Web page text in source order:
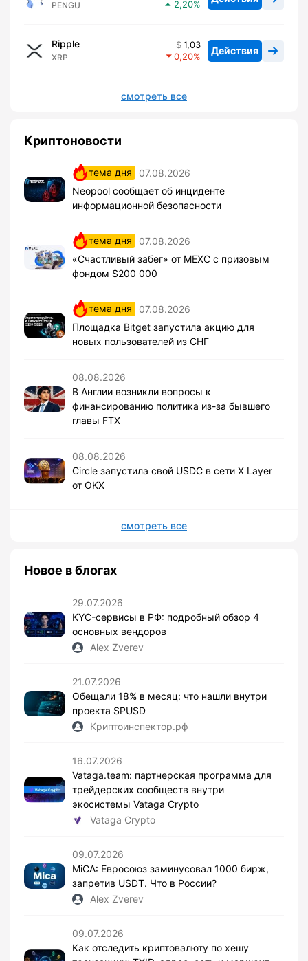
PENGU 2,20
Ripple
XRP
1,03
0,20
Действия
смотреть все
Криптоновости
тема дня
07.08.2026
Neopool сообщает об инциденте
информационной безопасности
тема дня
07.08.2026
«Счастливый забег» от MEXC с призовым
фондом $200 000
тема дня
07.08.2026
Площадка Bitget запустила акцию для
новых пользователей из СНГ
08.08.2026
В Англии возникли вопросы к
финансированию политика из-за бывшего
главы FTX
08.08.2026
Circle запустила свой USDC в сети X Layer
от OKX
смотреть все
Новое в блогах
29.07.2026
KYC-сервисы в РФ: подробный обзор 4
основных вендоров
Alex Zverev
21.07.2026
Обещали 18% в месяц: что нашли внутри
проекта SPUSD
Криптоинспектор.рф
16.07.2026
Vataga.team: партнерская программа для
трейдерских сообществ внутри
экосистемы Vataga Crypto
Vataga Crypto
09.07.2026
MiCA: Евросоюз заминусовал 1000 бирж,
запретив USDT. Что в России?
Alex Zverev
09.07.2026
Как отследить криптовалюту по хешу